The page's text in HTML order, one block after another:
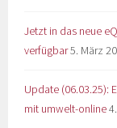
Jetzt in das neue
verfügbar5. März
Update (06.03.25):
mit umwelt-online